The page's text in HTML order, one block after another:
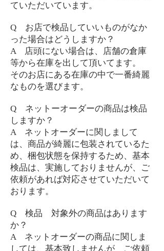
ていただいています。
Q お店で検品していいものがなか
った場合はどうしますか？
A 店頭にない場合は、店舗の倉庫
等から在庫を出して頂いてます。
そのお店にある在庫の中で一番綺麗
なものを選びます。
Q ネットーオーダーの商品は検品
しますか？
A ネットオーダーに関しまして
は、商品が綺麗に包装されているた
め、梱包状態を保持するため、基本
検品は、実施しておりませんが、ご
依頼があれば対応させていただいて
おります。
Q 検品 対象外の商品はあります
か？
A ネットオーダーの商品に関しま
しては、基本致しませんが ご依頼